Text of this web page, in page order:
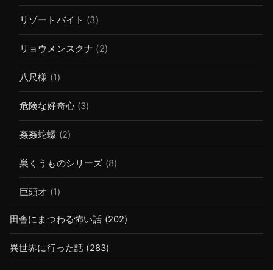
リゾートバイト (3)
リョウメンスクナ (2)
八尺様 (1)
危険な好奇心(3)
姦姦蛇螺 (2)
巣くうものシリーズ (8)
巨頭オ (1)
田舎にまつわる怖い話 (202)
異世界に行った話 (283)